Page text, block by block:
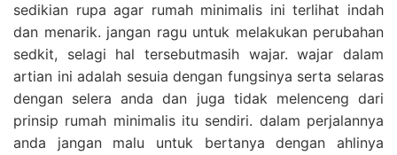
sedikian rupa agar rumah minimalis ini terlihat indah
dan menarik. jangan ragu untuk melakukan perubahan
sedkit, selagi hal tersebutmasih wajar. wajar dalam
artian ini adalah sesuia dengan fungsinya serta selaras
dengan selera anda dan juga tidak melenceng dari
prinsip rumah minimalis itu sendiri. dalam perjalannya
anda jangan malu untuk bertanya dengan ahlinya